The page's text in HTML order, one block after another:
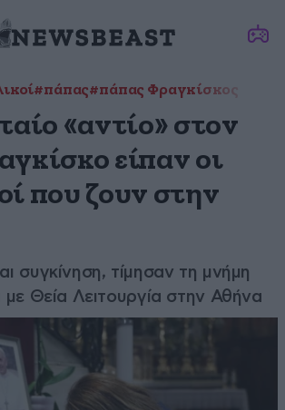
#πάπας#πάπας Φραγκίσκος
«αντίο» στον
είπαν οι
που ζουν στην
συγκίνηση, τίμησαν τη μνήμη
με Θεία Λειτουργία στην Αθήνα